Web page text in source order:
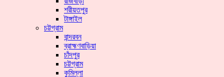
শরীয়তপুর
টাঙ্গাইল
চট্টগ্রাম
বান্দরবন
ব্রাহ্মণবাড়িয়া
চাঁদপুর
চট্টগ্রাম
কুমিল্লা